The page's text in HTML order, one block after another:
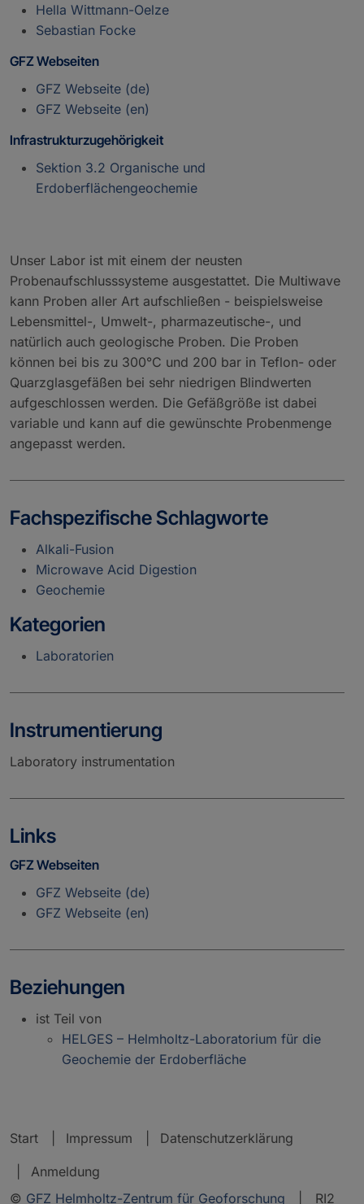
Hella Wittmann-Oelze
Sebastian Focke
GFZ Webseiten
GFZ Webseite (de)
GFZ Webseite (en)
Infrastrukturzugehörigkeit
Sektion 3.2 Organische und
Erdoberflächengeochemie
Unser Labor ist mit einem der neusten
Probenaufschlusssysteme ausgestattet. Die Multiwave
kann Proben aller Art aufschließen - beispielsweise
Lebensmittel-, Umwelt-, pharmazeutische-, und
natürlich auch geologische Proben. Die Proben
können bei bis zu 300°C und 200 bar in Teflon- oder
Quarzglasgefäßen bei sehr niedrigen Blindwerten
aufgeschlossen werden. Die Gefäßgröße ist dabei
variable und kann auf die gewünschte Probenmenge
angepasst werden.
Fachspezifische Schlagworte
Alkali-Fusion
Microwave Acid Digestion
Geochemie
Kategorien
Laboratorien
Instrumentierung
Laboratory instrumentation
Links
GFZ Webseiten
GFZ Webseite (de)
GFZ Webseite (en)
Beziehungen
ist Teil von
HELGES – Helmholtz-Laboratorium für die
Geochemie der Erdoberfläche
Start Impressum Datenschutzerklärung
Anmeldung
© GFZ Helmholtz-Zentrum für Geoforschung | RI2